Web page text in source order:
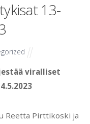
13-
viralliset
Reetta Pirttikoski ja